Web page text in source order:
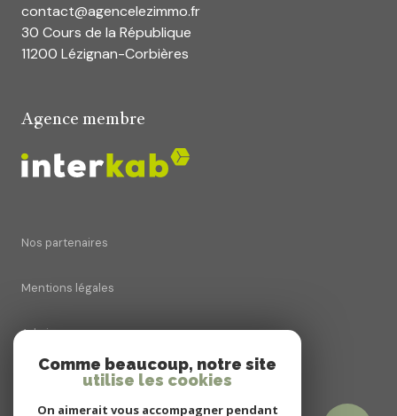
contact@agencelezimmo.fr
30 Cours de la République
11200 Lézignan-Corbières
Agence membre
Nos partenaires
Mentions légales
Admin
Nos honoraires
Comme beaucoup, notre site
utilise les cookies
On aimerait vous accompagner pendant